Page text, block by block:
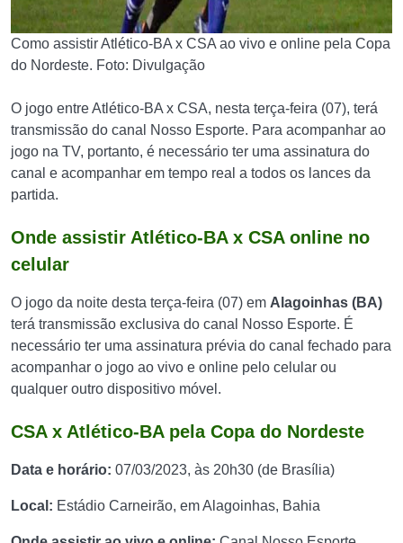
Como assistir Atlético-BA x CSA ao vivo e online pela Copa
do Nordeste. Foto: Divulgação
O jogo entre Atlético-BA x CSA, nesta terça-feira (07), terá
transmissão do canal Nosso Esporte. Para acompanhar ao
jogo na TV, portanto, é necessário ter uma assinatura do
canal e acompanhar em tempo real a todos os lances da
partida.
Onde assistir Atlético-BA x CSA online no
celular
O jogo da noite desta terça-feira (07) em Alagoinhas (BA)
terá transmissão exclusiva do canal Nosso Esporte. É
necessário ter uma assinatura prévia do canal fechado para
acompanhar o jogo ao vivo e online pelo celular ou
qualquer outro dispositivo móvel.
CSA x Atlético-BA pela Copa do Nordeste
Data e horário: 07/03/2023, às 20h30 (de Brasília)
Local: Estádio Carneirão, em Alagoinhas, Bahia